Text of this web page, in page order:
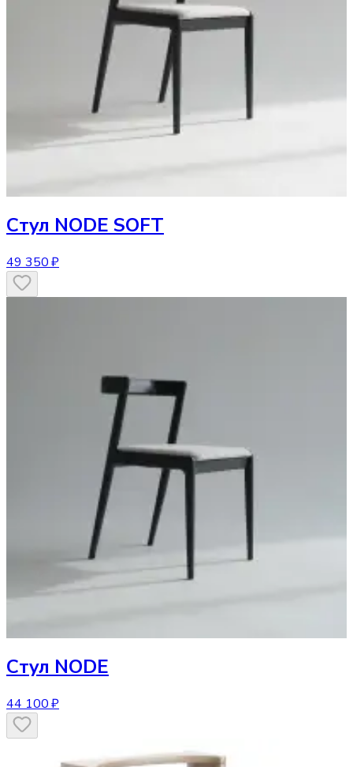
Стул NODE SOFT
49 350 ₽
Стул NODE
44 100 ₽